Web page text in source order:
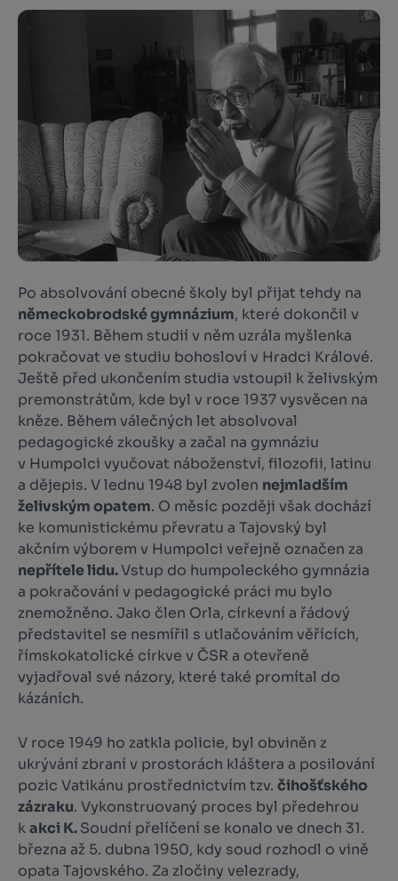
Po absolvování obecné školy byl přijat tehdy na
německobrodské gymnázium, které dokončil v
roce 1931. Během studií v něm uzrála myšlenka
pokračovat ve studiu bohosloví v Hradci Králové.
Ještě před ukončením studia vstoupil k želivským
premonstrátům, kde byl v roce 1937 vysvěcen na
kněze. Během válečných let absolvoval
pedagogické zkoušky a začal na gymnáziu
v Humpolci vyučovat náboženství, filozofii, latinu
a dějepis. V lednu 1948 byl zvolen nejmladším
želivským opatem. O měsíc později však dochází
ke komunistickému převratu a Tajovský byl
akčním výborem v Humpolci veřejně označen za
nepřítele lidu.Vstup do humpoleckého gymnázia
a pokračování v pedagogické práci mu bylo
znemožněno. Jako člen Orla, církevní a řádový
představitel se nesmířil s utlačováním věřících,
římskokatolické církve v ČSR a otevřeně
vyjadřoval své názory, které také promítal do
kázáních.
V roce 1949 ho zatkla policie, byl obviněn z
ukrývání zbraní v prostorách kláštera a posilování
pozic Vatikánu prostřednictvím tzv. čihošťského
zázraku. Vykonstruovaný proces byl předehrou
kakci K.Soudní přelíčení se konalo ve dnech 31.
března až 5. dubna 1950, kdy soud rozhodl o vině
opata Tajovského. Za zločiny velezrady,